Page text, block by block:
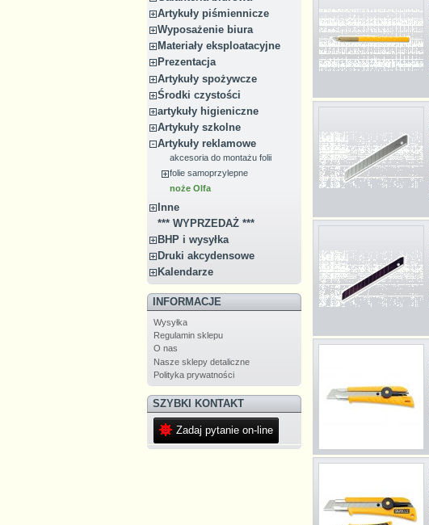
Artykuły piśmiennicze
Wyposażenie biura
Materiały eksploatacyjne
Prezentacja
Artykuły spożywcze
Środki czystości
artykuły higieniczne
Artykuły szkolne
Artykuły reklamowe
akcesoria do montażu folii
folie samoprzylepne
noże Olfa
Inne
*** WYPRZEDAŻ ***
BHP i wysyłka
Druki akcydensowe
Kalendarze
INFORMACJE
Wysyłka
Regulamin sklepu
O nas
Nasze sklepy detaliczne
Polityka prywatności
SZYBKI KONTAKT
Zadaj pytanie on-line